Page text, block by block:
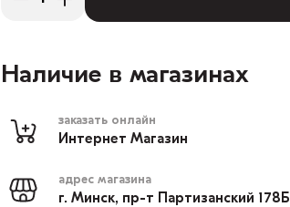
Наличие в магазинах
заказать онлайн
Интернет Магазин
адрес магазина
г. Минск, пр-т Партизанский 178Б